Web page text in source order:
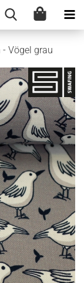
- Vögel grau